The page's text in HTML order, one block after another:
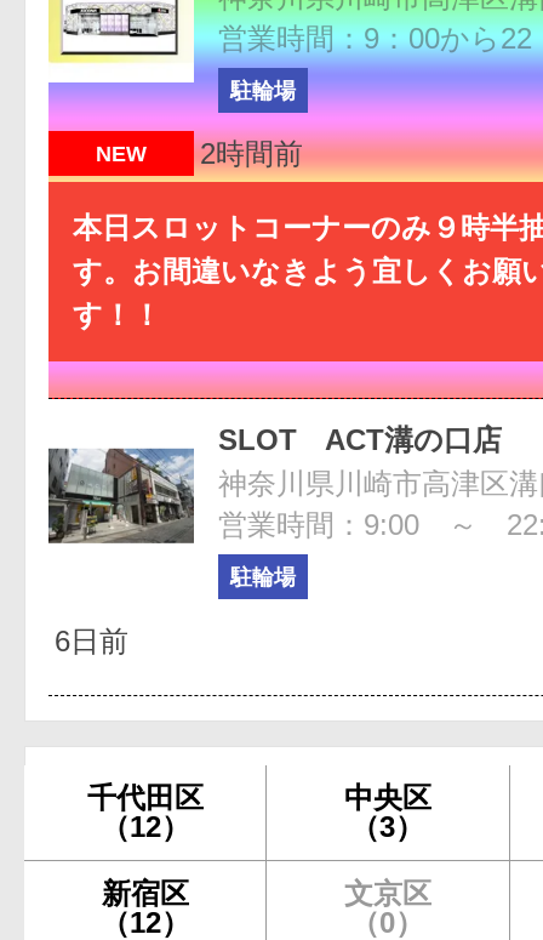
営業時間：9：00から22
駐輪場
NEW 2時間前
本日スロットコーナーのみ９時半
す。お間違いなきよう宜しくお願
す！！
SLOT ACT溝の口店
神奈川県川崎市高津区
営業時間：9:00 ～
駐輪場
6日前
千代田区
（12）
中央区
（3）
新宿区
（12）
文京区
（0）